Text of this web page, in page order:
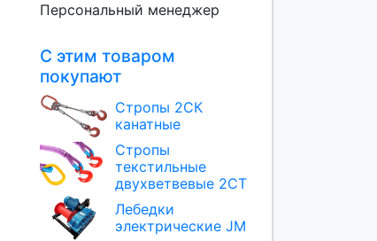
Персональный менеджер
С этим товаром
покупают
Стропы 2СК
канатные
Стропы
текстильные
двухветвевые 2СТ
Лебедки
электрические JM